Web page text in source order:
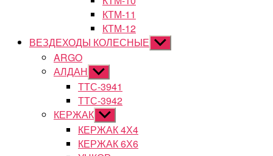
КТМ-11
КТМ-12
ВЕЗДЕХОДЫ КОЛЕСНЫЕ Показывать
подменю
ARGO
АЛДАН Показывать
подменю
ТТС-3941
ТТС-3942
КЕРЖАК Показывать
подменю
КЕРЖАК 4Х4
КЕРЖАК 6Х6